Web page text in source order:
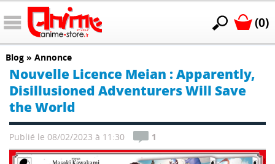
(0)
Blog » Annonce
Nouvelle Licence Meian : Apparently,
Disillusioned Adventurers Will Save
the World
Publié le 08/02/2023 à 11:30 1